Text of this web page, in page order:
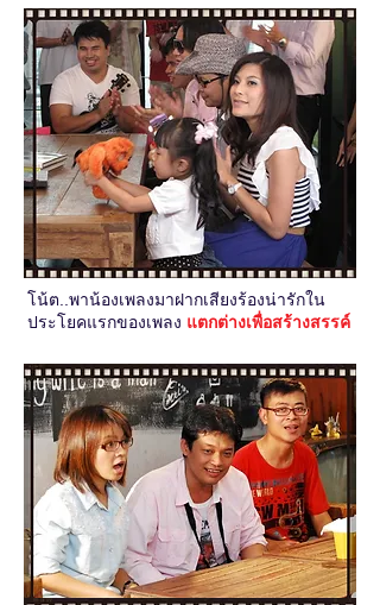
โน้ต..พาน้องเพลงมาฝากเสียงร้องน่ารักใน
ประโยคแรกของเพลง แตกต่างเพื่อสร้างสรรค์